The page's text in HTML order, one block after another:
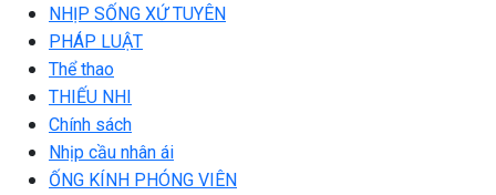
NHỊP SỐNG XỨ TUYÊN
PHÁP LUẬT
Thể thao
THIẾU NHI
Chính sách
Nhịp cầu nhân ái
ỐNG KÍNH PHÓNG VIÊN